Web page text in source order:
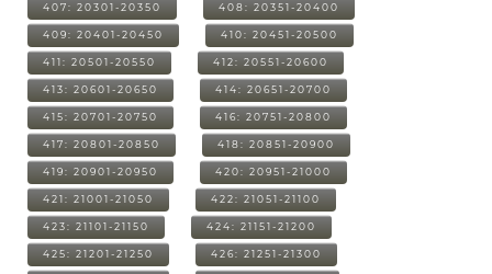
407: 20301-20350 408: 20351-20400
409: 20401-20450 410: 20451-20500
411: 20501-20550 412: 20551-20600
413: 20601-20650 414: 20651-20700
415: 20701-20750 416: 20751-20800
417: 20801-20850 418: 20851-20900
419: 20901-20950 420: 20951-21000
421: 21001-21050 422: 21051-21100
423: 21101-21150 424: 21151-21200
425: 21201-21250 426: 21251-21300